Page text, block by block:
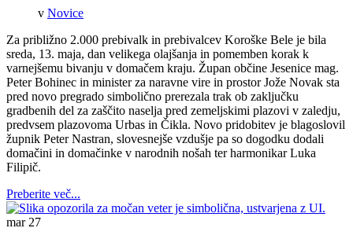
v Novice
Za približno 2.000 prebivalk in prebivalcev Koroške Bele je bila
sreda, 13. maja, dan velikega olajšanja in pomemben korak k
varnejšemu bivanju v domačem kraju. Župan občine Jesenice mag.
Peter Bohinec in minister za naravne vire in prostor Jože Novak sta
pred novo pregrado simbolično prerezala trak ob zaključku
gradbenih del za zaščito naselja pred zemeljskimi plazovi v zaledju,
predvsem plazovoma Urbas in Čikla. Novo pridobitev je blagoslovil
župnik Peter Nastran, slovesnejše vzdušje pa so dogodku dodali
domačini in domačinke v narodnih nošah ter harmonikar Luka
Filipič.
Preberite več...
mar 27